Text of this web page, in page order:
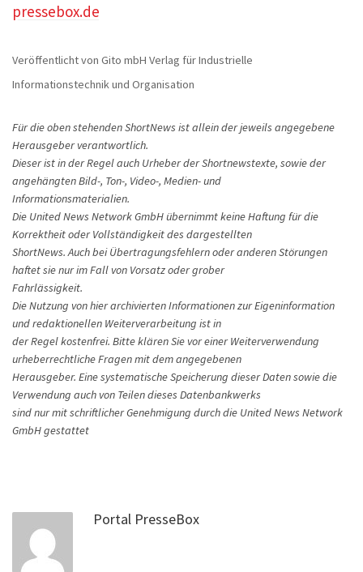
pressebox.de
Veröffentlicht von Gito mbH Verlag für Industrielle
Informationstechnik und Organisation
Für die oben stehenden ShortNews ist allein der jeweils angegebene
Herausgeber verantwortlich.
Dieser ist in der Regel auch Urheber der Shortnewstexte, sowie der
angehängten Bild-, Ton-, Video-, Medien- und
Informationsmaterialien.
Die United News Network GmbH übernimmt keine Haftung für die
Korrektheit oder Vollständigkeit des dargestellten
ShortNews. Auch bei Übertragungsfehlern oder anderen Störungen
haftet sie nur im Fall von Vorsatz oder grober
Fahrlässigkeit.
Die Nutzung von hier archivierten Informationen zur Eigeninformation
und redaktionellen Weiterverarbeitung ist in
der Regel kostenfrei. Bitte klären Sie vor einer Weiterverwendung
urheberrechtliche Fragen mit dem angegebenen
Herausgeber. Eine systematische Speicherung dieser Daten sowie die
Verwendung auch von Teilen dieses Datenbankwerks
sind nur mit schriftlicher Genehmigung durch die United News Network
GmbH gestattet
Portal PresseBox